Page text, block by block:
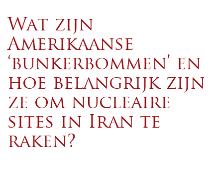
Wat zijn
Amerikaanse
‘bunkerbommen’ en
hoe belangrijk zijn
ze om nucleaire
sites in Iran te
raken?